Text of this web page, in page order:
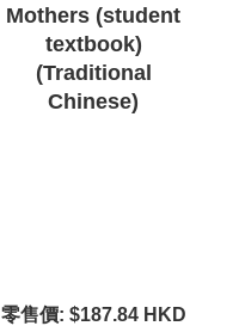
Mothers (student
textbook)
(Traditional
Chinese)
零售價: $187.84 HKD